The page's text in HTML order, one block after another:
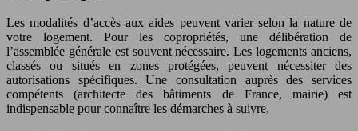
Les modalités d’accès aux aides peuvent varier selon la nature de
votre logement. Pour les copropriétés, une délibération de
l’assemblée générale est souvent nécessaire. Les logements anciens,
classés ou situés en zones protégées, peuvent nécessiter des
autorisations spécifiques. Une consultation auprès des services
compétents (architecte des bâtiments de France, mairie) est
indispensable pour connaître les démarches à suivre.